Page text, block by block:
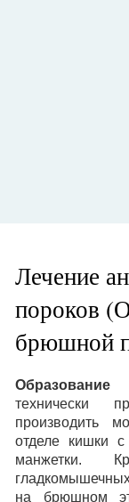
Лечение
пороков
брюшной
технически
производить
отделе кишки с
манжетки.
на брюшном